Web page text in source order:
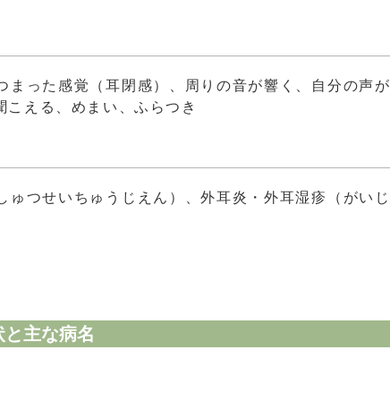
った感覚（耳閉感）、周りの音が響く、自分の声が
える、めまい、ふらつき
つせいちゅうじえん）、外耳炎・外耳湿疹（がいじ
主な病名